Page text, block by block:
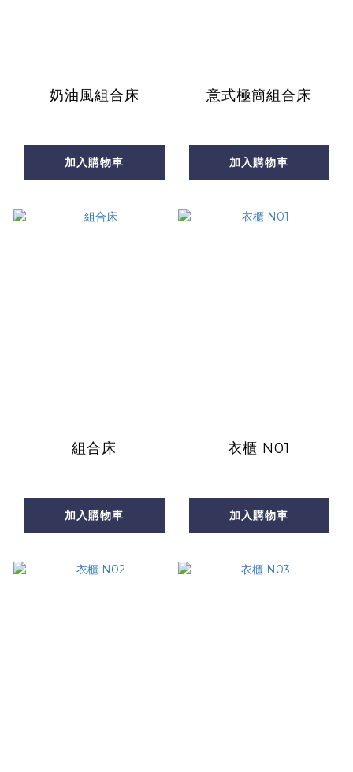
奶油風組合床
加入購物車
意式極簡組合床
加入購物車
組合床
加入購物車
衣櫃 N01
加入購物車